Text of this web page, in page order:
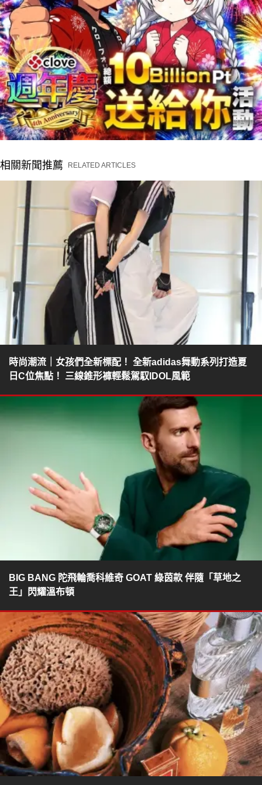
相關新聞推薦 RELATED ARTICLES
時尚潮流｜女孩們全新標配！ 全新adidas舞動系列打造夏
日C位焦點！ 三線錐形褲輕鬆駕馭IDOL風範
BIG BANG 陀飛輪喬科維奇 GOAT 綠茵款 伴隨「草地之
王」閃耀溫布頓